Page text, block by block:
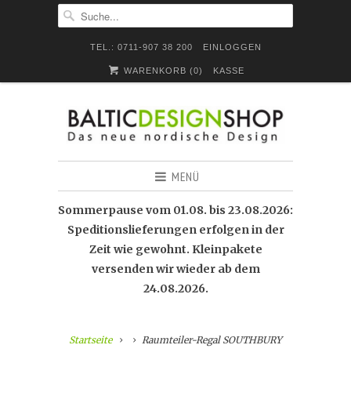
TEL.: 0711-907 38 200 EINLOGGEN
WARENKORB (0) KASSE
MENÜ
Sommerpause vom 01.08. bis 23.08.2026:
Speditionslieferungen erfolgen in der
Zeit wie gewohnt. Kleinpakete
versenden wir wieder ab dem
24.08.2026.
Startseite Raumteiler-Regal SOUTHBURY